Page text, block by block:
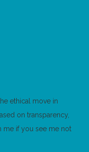
ethical move in
on transparency,
me if you see me not